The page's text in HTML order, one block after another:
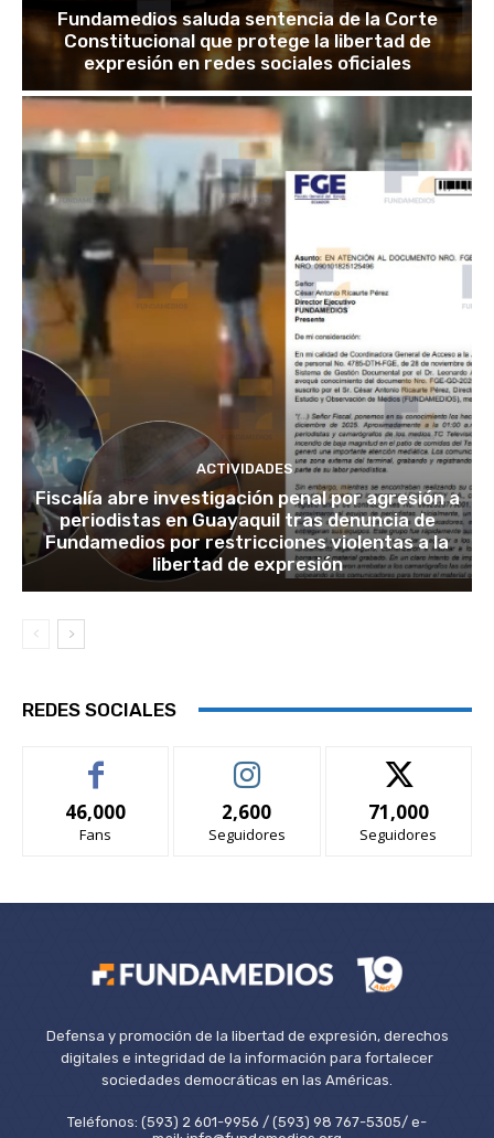
Fundamedios saluda sentencia de la Corte
Constitucional que protege la libertad de
expresión en redes sociales oficiales
ACTIVIDADES
Fiscalía abre investigación penal por agresión a
periodistas en Guayaquil tras denuncia de
Fundamedios por restricciones violentas a la
libertad de expresión
REDES SOCIALES
46,000
Fans
2,600
Seguidores
71,000
Seguidores
Defensa y promoción de la libertad de expresión, derechos
digitales e integridad de la información para fortalecer
sociedades democráticas en las Américas.
Teléfonos: (593) 2 601-9956 / (593) 98 767-5305/ e-